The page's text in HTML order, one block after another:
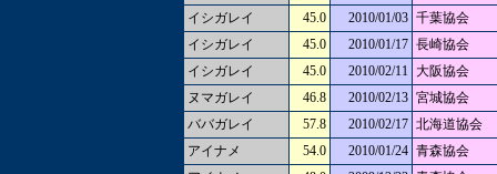
イシガレイ
45.0 2010/01/03 千葉協会
イシガレイ
45.0 2010/01/17 長崎協会
イシガレイ
45.0 2010/02/11 大阪協会
ヌマガレイ
46.8 2010/02/13 宮城協会
ババガレイ
57.8 2010/02/17 北海道協会
アイナメ
54.0 2010/01/24 青森協会